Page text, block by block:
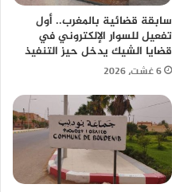
سابقة قضائية بالمغرب.. أول
تفعيل للسوار الإلكتروني في
قضايا الشيك يدخل حيز التنفيذ
6 غشت، 2026